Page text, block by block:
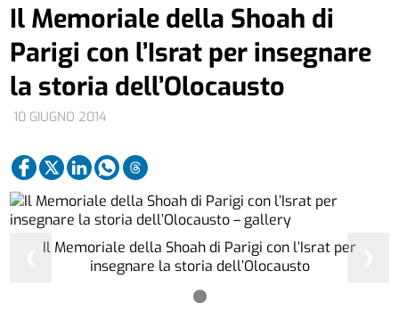
10 GIUGNO 2014
Il Memoriale della Shoah di
Parigi con l’Israt per insegnare
la storia dell’Olocausto
Il Memoriale della Shoah di Parigi con l’Israt per
insegnare la storia dell’Olocausto